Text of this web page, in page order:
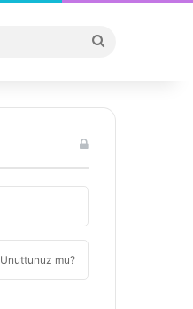
...
Unuttunuz mu?